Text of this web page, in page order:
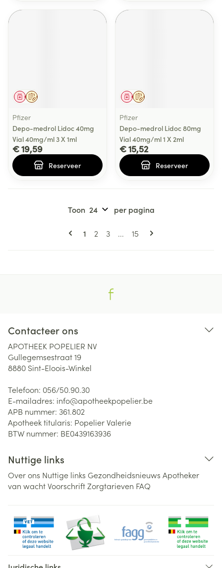
Op voorschrift
Geneesmiddel
Pfizer
Depo-medrol Lidoc 40mg
Vial 40mg/ml 3 X 1ml
€ 19,59
Reserveer
Op voorschrift
Geneesmiddel
Pfizer
Depo-medrol Lidoc 80mg
Vial 40mg/ml 1 X 2ml
€ 15,52
Reserveer
Pagina's
U lees momenteel pagina
1 Pagina
2 Pagina
3 ... Pagina
15
Toon per pagina
Contacteer ons
APOTHEEK POPELIER NV
Gullegemsestraat 19
8880 Sint-Eloois-Winkel
Telefoon: 056/50.90.30
E-mailadres: info@apotheekpopelier.be
APB nummer: 361.802
Apotheek titularis: Popelier Valerie
BTW nummer: BE0439163936
Nuttige links
Over ons Nuttige links Gezondheidsnieuws Apotheker
van wachtVoorschriftZorgtarieven FAQ